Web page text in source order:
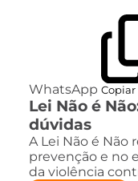
WhatsApp
Lei Não é
dúvidas
A Lei Não é Não
prevenção e no
da violência